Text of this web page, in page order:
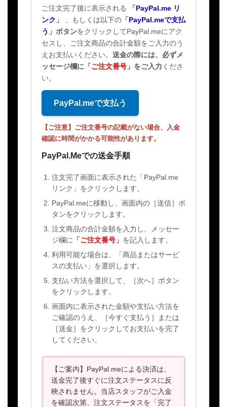
ご注文完了後に表示される 「 PayPal.me リ
ンク 」 、もしくは以下の 「 PayPal.meで支払
う 」ボタンをクリックしてPayPal.meにアク
セスし、ご注文商品の合計金額をご入力のう
えお支払いください。 送金の際には、必ずメ
ッセージ欄に 「 ご注文番号 」 をご入力 くださ
い。
PayPal.meで支払う
【ご注意】ご注文番号の記載がない場合、入金
確認に時間がかかる可能性があります。
PayPal.Meでの送金手順
注文完了画面に表示された「PayPal.me
リンク」をクリックします。
PayPal.meに移動し、画面内の［送信］ボ
タンをクリックします。
注文商品の合計金額を入力し、メッセー
ジ欄に
「 ご注文番号 」 を記入します。
利用可能な場合は、「商品またはサービ
スの支払い」を選択します。
支払い方法を選択して、［次へ］ボタン
をクリックします。
画面内に表示された金額や支払い方法を
ご確認のうえ、［今すぐ支払う］または
［送金］をクリックしてお支払いを完了
してください。
【ご案内】PayPal.meによる決済は、
送金完了後すぐに注文ステータスに反
映されません。当店スタッフがご入金
を確認次第、注文ステータスを「完了